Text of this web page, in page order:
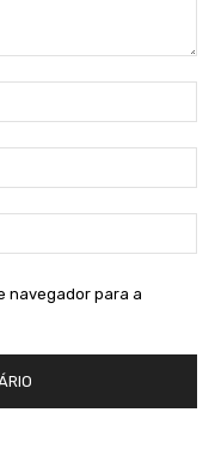
navegador para a